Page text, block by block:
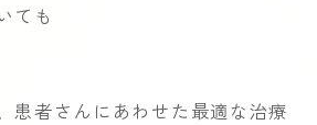
ても
患者さんにあわせた最適な治療